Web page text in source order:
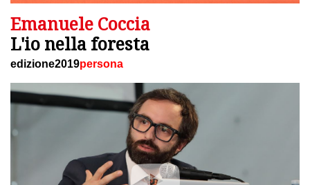
Emanuele Coccia
L'io nella foresta
edizione2019persona